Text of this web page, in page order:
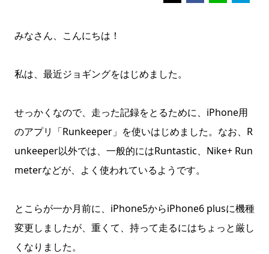
みなさん、こんにちは！
私は、最近ジョギングをはじめました。
せっかくなので、走った記録をとるために、iPhone用
のアプリ「Runkeeper」を使いはじめました。 なお、R
unkeeper以外では、一般的にはRuntastic、Nike+ Run
meterなどが、よく使われているようです。
とこらが一か月前に、iPhone5からiPhone6 plusに機種
変更しましたが、重くて、持って走るにはちょっと厳し
くなりました。